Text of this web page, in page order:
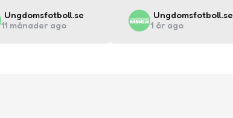
Posted
by
Ungdomsfotboll.se
11 månader ago
Posted
by
Ungdomsfotboll.se
1 år ago